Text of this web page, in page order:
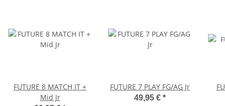
FUTURE 8 MATCH IT +
Mid Jr
FUTURE 7 PLAY FG/AG Jr
49,95 € *